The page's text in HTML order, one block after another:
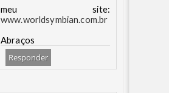
meu site:
www.worldsymbian.com.br
Abraços
Responder